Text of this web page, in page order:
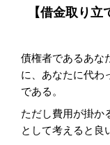
【借金取り立
債権者であるあな
に、あなたに代わ
である。
ただし費用が掛か
として考えると良